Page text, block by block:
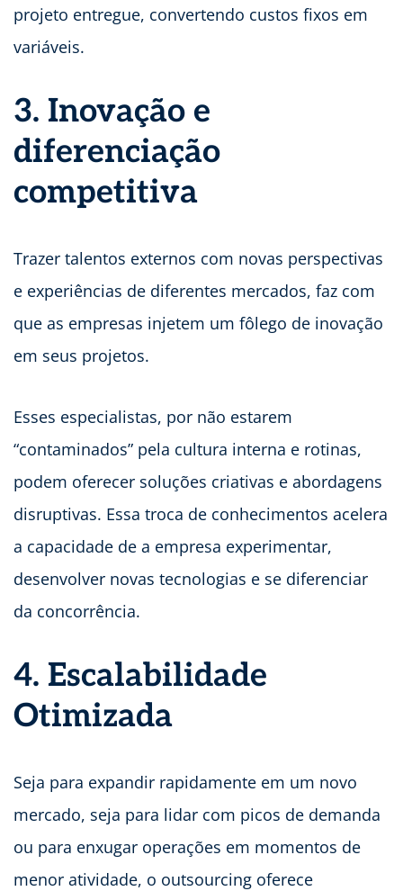
projeto entregue, convertendo custos fixos em
variáveis.
3. Inovação e
diferenciação
competitiva
Trazer talentos externos com novas perspectivas
e experiências de diferentes mercados, faz com
que as empresas injetem um fôlego de inovação
em seus projetos.
Esses especialistas, por não estarem
“contaminados” pela cultura interna e rotinas,
podem oferecer soluções criativas e abordagens
disruptivas. Essa troca de conhecimentos acelera
a capacidade de a empresa experimentar,
desenvolver novas tecnologias e se diferenciar
da concorrência.
4. Escalabilidade
Otimizada
Seja para expandir rapidamente em um novo
mercado, seja para lidar com picos de demanda
ou para enxugar operações em momentos de
menor atividade, o outsourcing oferece